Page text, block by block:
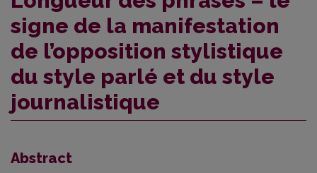
signe de la manifestation
de l’opposition stylistique
du style parlé et du style
journalistique
Abstract